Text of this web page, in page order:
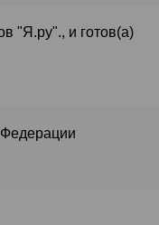
"Я.ру"., и готов(а)
Федерации